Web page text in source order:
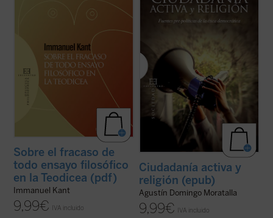
las Críticas. En él, con ocasión del problema
Sobre el fracaso de
todo ensayo filosófico
en la Teodicea (pdf)
Immanuel Kant
9,99€ IVA incluido
esfera pública. Con la pretensión de
superar posiciones confesionalistas o
laicistas, la filosofía moral y ... (ver ficha)
Ciudadanía activa y
religión (epub)
Agustín Domingo Moratalla
9,99€ IVA incluido